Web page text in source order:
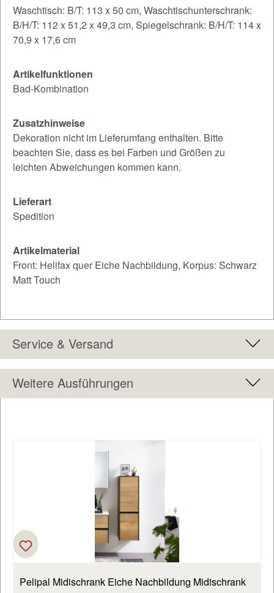
Waschtisch: B/T: 113 x 50 cm, Waschtischunterschrank:
B/H/T: 112 x 51,2 x 49,3 cm, Spiegelschrank: B/H/T: 114 x
70,9 x 17,6 cm
Artikelfunktionen
Bad-Kombination
Zusatzhinweise
Dekoration nicht im Lieferumfang enthalten. Bitte
beachten Sie, dass es bei Farben und Größen zu
leichten Abweichungen kommen kann.
Lieferart
Spedition
Artikelmaterial
Front: Helifax quer Eiche Nachbildung, Korpus: Schwarz
Matt Touch
Service & Versand
Weitere Ausführungen
Pelipal Midischrank Eiche Nachbildung Midischrank